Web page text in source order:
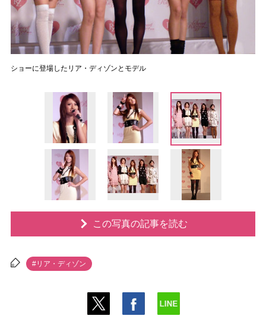
ショーに登場したリア・ディゾンとモデル
この写真の記事を読む
#リア・ディゾン